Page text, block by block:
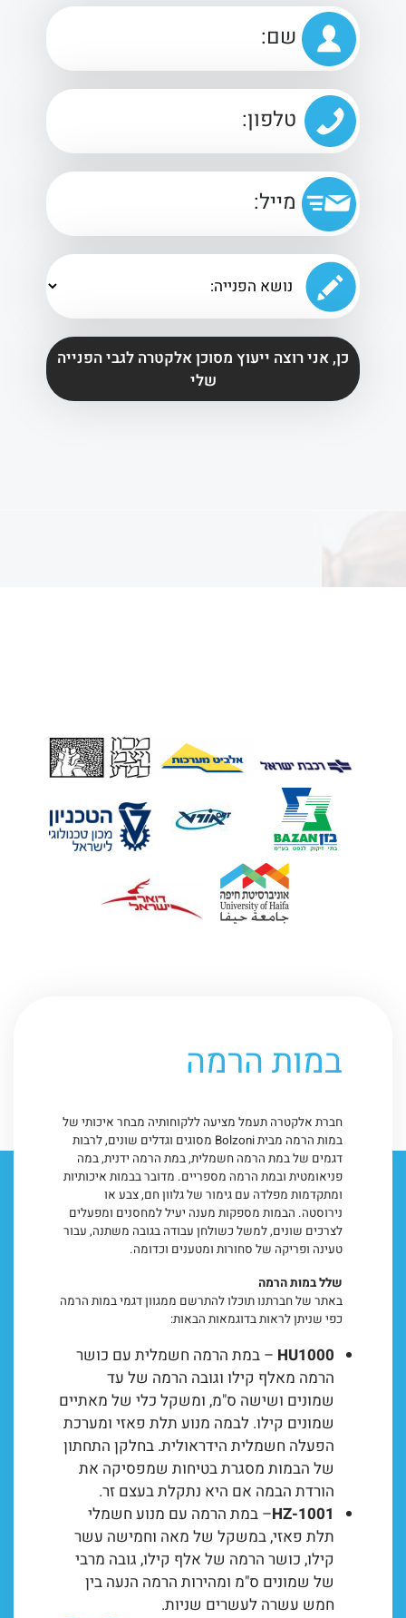
במות הרמה
חברת אלקטרה תעמל מציעה ללקוחותיה מבחר איכותי של
במות הרמה מבית Bolzoni מסוגים וגדלים שונים, לרבות
דגמים של במת הרמה חשמלית, במת הרמה ידנית, במה
פניאומטית ובמת הרמה מספריים. מדובר בבמות איכותיות
ומתקדמות מפלדה עם גימור של גלוון חם, צבע או
נירוסטה. הבמות מספקות מענה יעיל למחסנים ומפעלים
לצרכים שונים, למשל כשולחן עבודה בגובה משתנה, עבור
טעינה ופריקה של סחורות ומטענים וכדומה.
שלל במות הרמה
באתר של חברתנו תוכלו להתרשם ממגוון דגמי במות הרמה
כפי שניתן לראות בדוגמאות הבאות:
HU1000 – במת הרמה חשמלית עם כושר
הרמה מאלף קילו וגובה הרמה של עד
שמונים ושישה ס"מ, ומשקל כלי של מאתיים
שמונים קילו. לבמה מנוע תלת פאזי ומערכת
הפעלה חשמלית הידראולית. בחלקן התחתון
של הבמות מסגרת בטיחות שמפסיקה את
הורדת הבמה אם היא נתקלת בעצם זר.
1001‏-‏HZ
– במת הרמה עם מנוע חשמלי
תלת פאזי, במשקל של מאה וחמישה עשר
קילו, כושר הרמה של אלף קילו, גובה מרבי
של שמונים ס"מ ומהירות הרמה הנעה בין
חמש עשרה לעשרים שניות.